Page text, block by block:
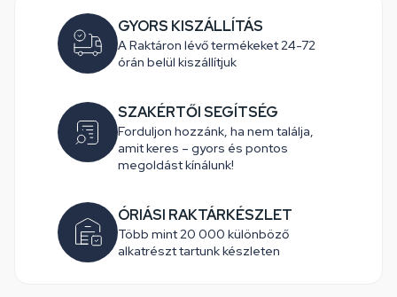
GYORS KISZÁLLÍTÁS
A Raktáron lévő termékeket 24-72
órán belül kiszállítjuk
SZAKÉRTŐI SEGÍTSÉG
Forduljon hozzánk, ha nem találja,
amit keres – gyors és pontos
megoldást kínálunk!
ÓRIÁSI RAKTÁRKÉSZLET
Több mint 20 000 különböző
alkatrészt tartunk készleten